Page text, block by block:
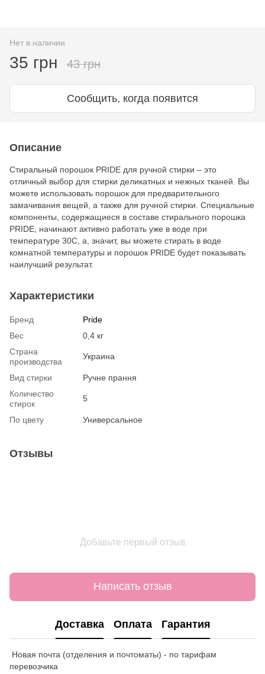
Нет в наличии
35 грн 43 грн
Сообщить, когда появится
Описание
Стиральный порошок PRIDE для ручной стирки – это
отличный выбор для стирки деликатных и нежных тканей. Вы
можете использовать порошок для предварительного
замачивания вещей, а также для ручной стирки. Специальные
компоненты, содержащиеся в составе стирального порошка
PRIDE, начинают активно работать уже в воде при
температуре 30С, а, значит, вы можете стирать в воде
комнатной температуры и порошок PRIDE будет показывать
наилучший результат.
Характеристики
Бренд
Pride
Вес
0,4 кг
Страна
производства
Украина
Вид стирки
Ручне прання
Количество
стирок
5
По цвету Универсальное
Отзывы
Добавьте первый отзыв
Написать отзыв
Доставка Оплата Гарантия
Новая почта (отделения и почтоматы) - по тарифам
перевозчика